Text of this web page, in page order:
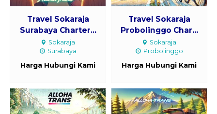
Travel Sokaraja
Surabaya Charter...
Sokaraja
Surabaya
Harga Hubungi Kami
Travel Sokaraja
Probolinggo Char...
Sokaraja
Probolinggo
Harga Hubungi Kami